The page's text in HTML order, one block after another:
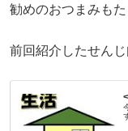
勧めのおつまみもた
前回紹介したせんじ